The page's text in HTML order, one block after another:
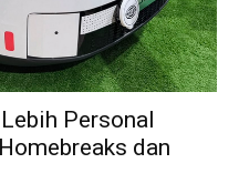
Personal
dan